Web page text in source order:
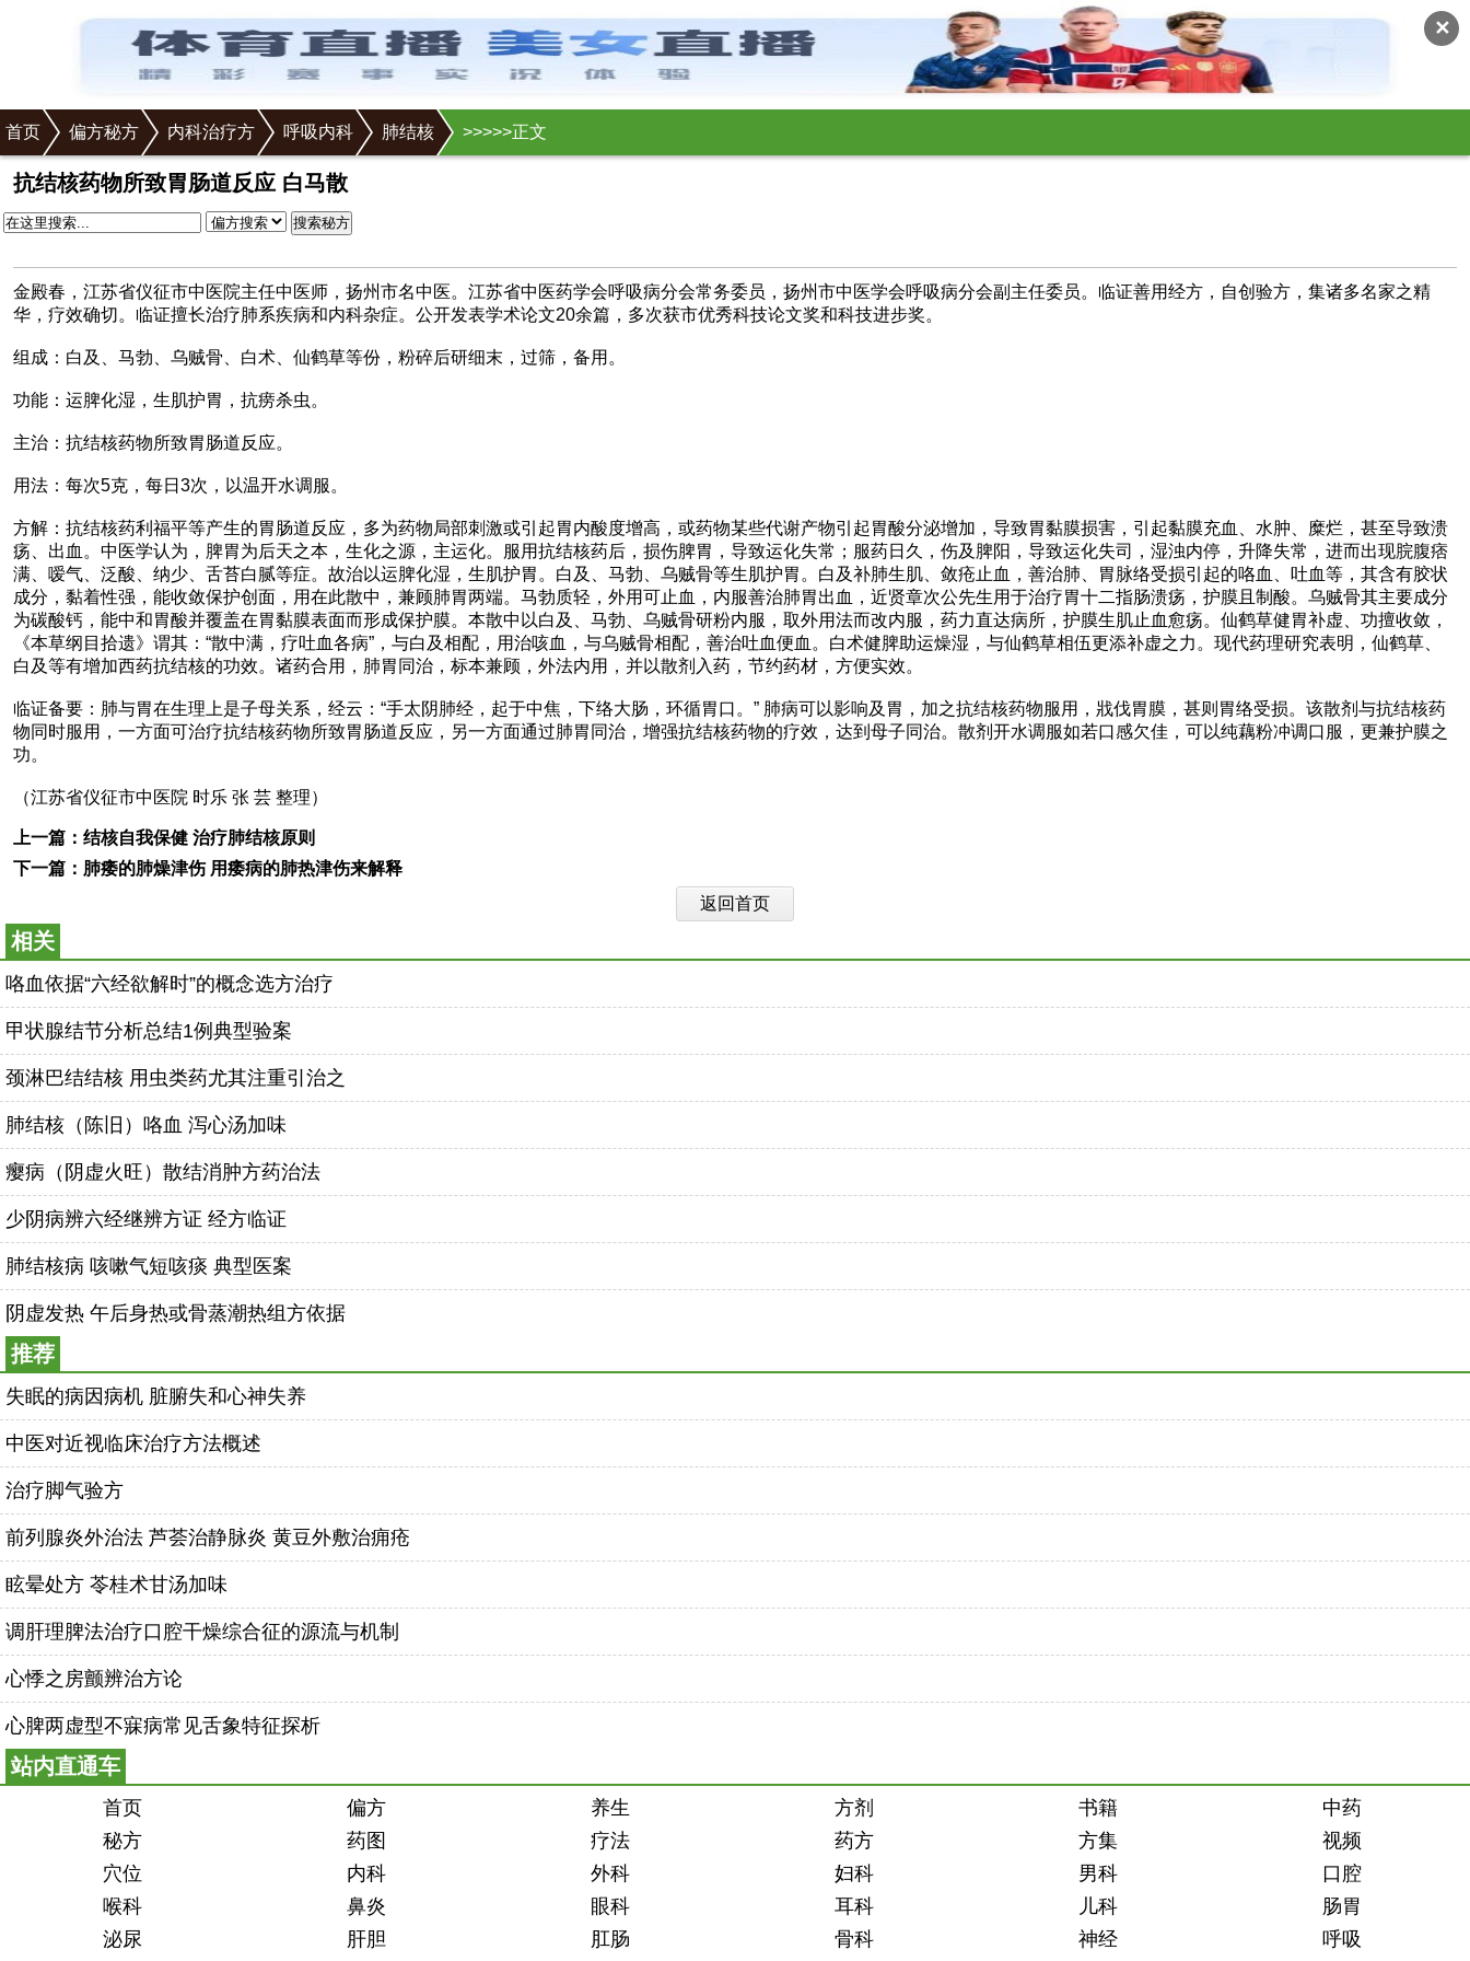
✕
首页 >
偏方秘方 >
内科治疗方 >
呼吸内科 >
肺结核 >正文
抗结核药物所致胃肠道反应 白马散
搜索秘方
金殿春，江苏省仪征市中医院主任中医师，扬州市名中医。江苏省中医药学会呼吸病分会常务委员，扬州市中医学会呼吸病分会副主任委员。临证善用经方，自创验方，集诸多名家之精
华，疗效确切。临证擅长治疗肺系疾病和内科杂症。公开发表学术论文20余篇，多次获市优秀科技论文奖和科技进步奖。
组成：白及、马勃、乌贼骨、白术、仙鹤草等份，粉碎后研细末，过筛，备用。
功能：运脾化湿，生肌护胃，抗痨杀虫。
主治：抗结核药物所致胃肠道反应。
用法：每次5克，每日3次，以温开水调服。
方解：抗结核药利福平等产生的胃肠道反应，多为药物局部刺激或引起胃内酸度增高，或药物某些代谢产物引起胃酸分泌增加，导致胃黏膜损害，引起黏膜充血、水肿、糜烂，甚至导致溃
疡、出血。中医学认为，脾胃为后天之本，生化之源，主运化。服用抗结核药后，损伤脾胃，导致运化失常；服药日久，伤及脾阳，导致运化失司，湿浊内停，升降失常，进而出现脘腹痞
满、嗳气、泛酸、纳少、舌苔白腻等症。故治以运脾化湿，生肌护胃。白及、马勃、乌贼骨等生肌护胃。白及补肺生肌、敛疮止血，善治肺、胃脉络受损引起的咯血、吐血等，其含有胶状
成分，黏着性强，能收敛保护创面，用在此散中，兼顾肺胃两端。马勃质轻，外用可止血，内服善治肺胃出血，近贤章次公先生用于治疗胃十二指肠溃疡，护膜且制酸。乌贼骨其主要成分
为碳酸钙，能中和胃酸并覆盖在胃黏膜表面而形成保护膜。本散中以白及、马勃、乌贼骨研粉内服，取外用法而改内服，药力直达病所，护膜生肌止血愈疡。仙鹤草健胃补虚、功擅收敛，
《本草纲目拾遗》谓其：“散中满，疗吐血各病”，与白及相配，用治咳血，与乌贼骨相配，善治吐血便血。白术健脾助运燥湿，与仙鹤草相伍更添补虚之力。现代药理研究表明，仙鹤草、
白及等有增加西药抗结核的功效。诸药合用，肺胃同治，标本兼顾，外法内用，并以散剂入药，节约药材，方便实效。
临证备要：肺与胃在生理上是子母关系，经云：“手太阴肺经，起于中焦，下络大肠，环循胃口。” 肺病可以影响及胃，加之抗结核药物服用，戕伐胃膜，甚则胃络受损。该散剂与抗结核药
物同时服用，一方面可治疗抗结核药物所致胃肠道反应，另一方面通过肺胃同治，增强抗结核药物的疗效，达到母子同治。散剂开水调服如若口感欠佳，可以纯藕粉冲调口服，更兼护膜之
功。
（江苏省仪征市中医院 时乐 张 芸 整理）
上一篇： 结核自我保健 治疗肺结核原则
下一篇： 肺痿的肺燥津伤 用痿病的肺热津伤来解释
返回首页
相关
咯血依据“六经欲解时”的概念选方治疗
甲状腺结节分析总结1例典型验案
颈淋巴结结核 用虫类药尤其注重引治之
肺结核（陈旧）咯血 泻心汤加味
瘿病（阴虚火旺）散结消肿方药治法
少阴病辨六经继辨方证 经方临证
肺结核病 咳嗽气短咳痰 典型医案
阴虚发热 午后身热或骨蒸潮热组方依据
推荐
失眠的病因病机 脏腑失和心神失养
中医对近视临床治疗方法概述
治疗脚气验方
前列腺炎外治法 芦荟治静脉炎 黄豆外敷治痈疮
眩晕处方 苓桂术甘汤加味
调肝理脾法治疗口腔干燥综合征的源流与机制
心悸之房颤辨治方论
心脾两虚型不寐病常见舌象特征探析
站内直通车
首页 偏方 养生 方剂 书籍
中药
秘方
药图 疗法 药方 方集
视频
穴位
内科 外科 妇科 男科
口腔
喉科
鼻炎 眼科 耳科 儿科
肠胃
泌尿
肝胆 肛肠 骨科 神经 呼吸